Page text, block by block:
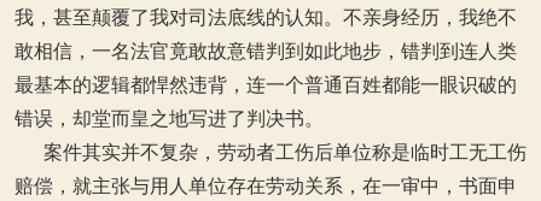
我，甚至颠覆了我对司法底线的认知。不亲身经历，我绝不
敢相信，一名法官竟敢故意错判到如此地步，错判到连人类
最基本的逻辑都悍然违背，连一个普通百姓都能一眼识破的
错误，却堂而皇之地写进了判决书。
案件其实并不复杂，劳动者工伤后单位称是临时工无工伤
赔偿，就主张与用人单位存在劳动关系，在一审中，书面申